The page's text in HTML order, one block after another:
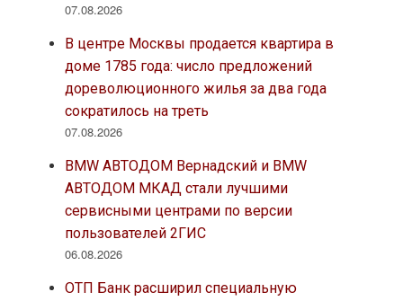
07.08.2026
В центре Москвы продается квартира в
доме 1785 года: число предложений
дореволюционного жилья за два года
сократилось на треть
07.08.2026
BMW АВТОДОМ Вернадский и BMW
АВТОДОМ МКАД стали лучшими
сервисными центрами по версии
пользователей 2ГИС
06.08.2026
ОТП Банк расширил специальную